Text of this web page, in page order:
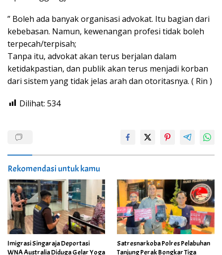
” Boleh ada banyak organisasi advokat. Itu bagian dari
kebebasan. Namun, kewenangan profesi tidak boleh
terpecah/terpisah;
Tanpa itu, advokat akan terus berjalan dalam
ketidakpastian, dan publik akan terus menjadi korban
dari sistem yang tidak jelas arah dan otoritasnya. ( Rin )
Dilihat: 534
Rekomendasi untuk kamu
Imigrasi Singaraja Deportasi
WNA Australia Diduga Gelar Yoga
Satresnarkoba Polres Pelabuhan
Tanjung Perak Bongkar Tiga